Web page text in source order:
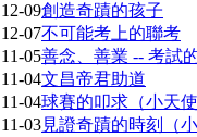
12-09創造奇蹟的孩子
12-07不可能考上的聯考
11-05善念、善業 -- 考試
11-04文昌帝君助道
11-04球賽的叩求（小天
11-03見證奇蹟的時刻（